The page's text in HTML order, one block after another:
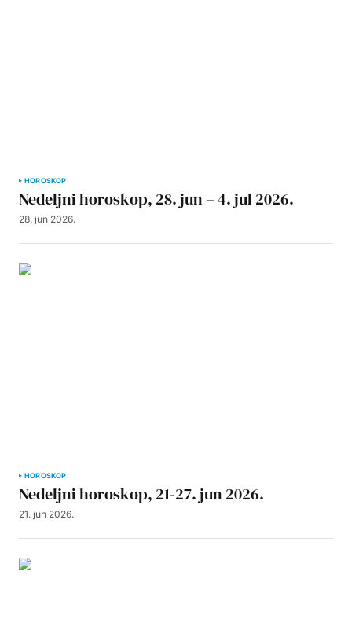
HOROSKOP
Nedeljni horoskop, 28. jun – 4. jul 2026.
28. jun 2026.
HOROSKOP
Nedeljni horoskop, 21-27. jun 2026.
21. jun 2026.